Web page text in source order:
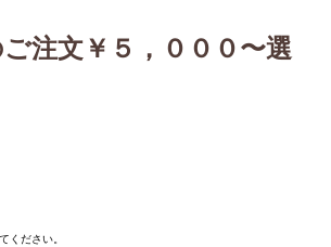
注文￥５，０００〜選
ください。